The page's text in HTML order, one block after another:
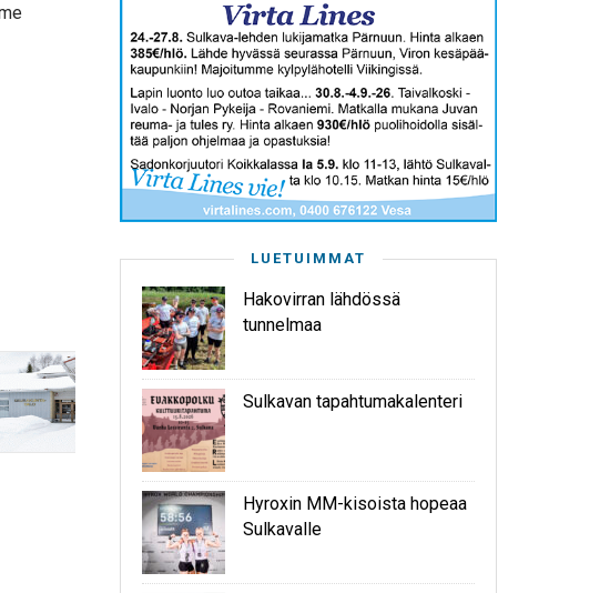
LUETUIMMAT
Hakovirran lähdössä
tunnelmaa
Sulkavan tapahtumakalenteri
Hyroxin MM-kisoista hopeaa
Sulkavalle